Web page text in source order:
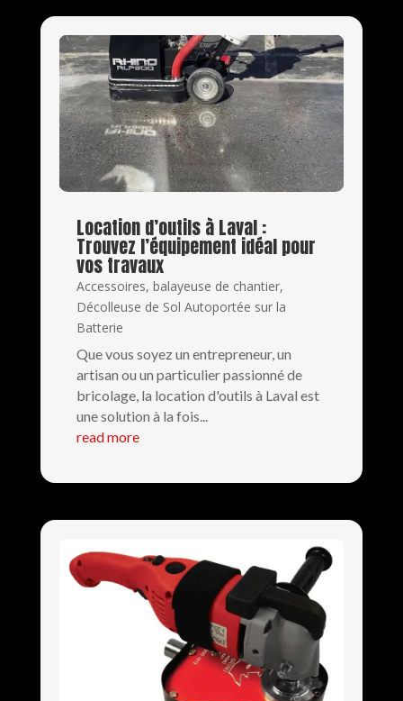
Location d’outils à Laval :
Trouvez l’équipement idéal pour
vos travaux
Accessoires, balayeuse de chantier,
Décolleuse de Sol Autoportée sur la
Batterie
Que vous soyez un entrepreneur, un
artisan ou un particulier passionné de
bricolage, la location d'outils à Laval est
une solution à la fois...
read more